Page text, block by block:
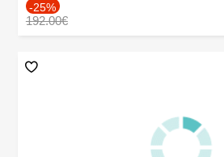
-25%
192.00€